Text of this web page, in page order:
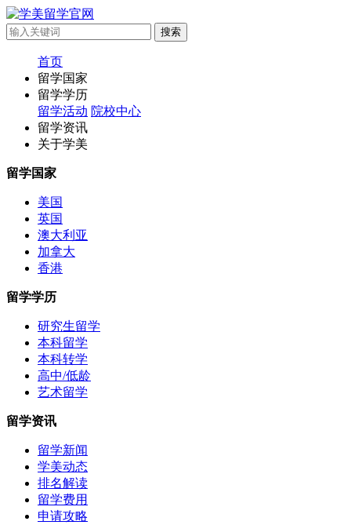
首页
留学国家
留学学历
留学活动 院校中心
留学资讯
关于学美
留学国家
美国
英国
澳大利亚
加拿大
香港
留学学历
研究生留学
本科留学
本科转学
高中/低龄
艺术留学
留学资讯
留学新闻
学美动态
排名解读
留学费用
申请攻略